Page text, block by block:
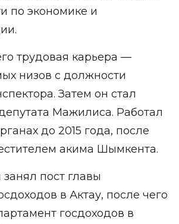
по экономике и
трудовая карьера —
низов с должности
Затем он стал
Мажилиса. Работал
до 2015 года, после
акима Шымкента.
занял пост главы
в Актау, после чего
госдоходов в